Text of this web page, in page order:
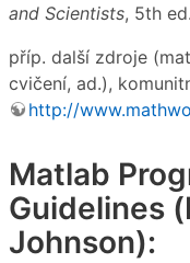
and Scientists, 5th
příp. další zdroje
cvičení, ad.),
http://
Matlab
Guidelines
Johnson):